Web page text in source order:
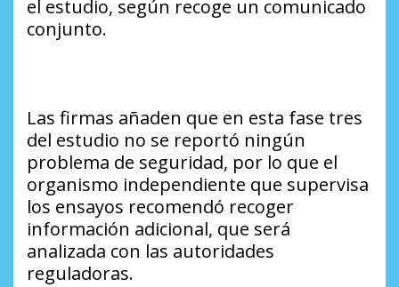
el estudio, según recoge un comunicado
conjunto.
Las firmas añaden que en esta fase tres
del estudio no se reportó ningún
problema de seguridad, por lo que el
organismo independiente que supervisa
los ensayos recomendó recoger
información adicional, que será
analizada con las autoridades
reguladoras.